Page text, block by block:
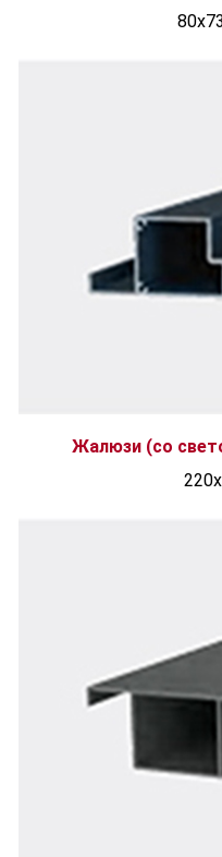
Жалюзи (со